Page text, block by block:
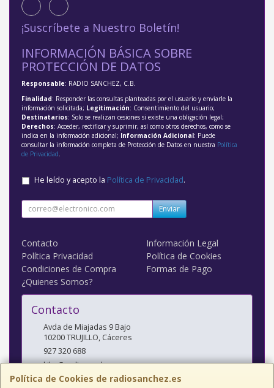
Política de Cookies de radiosanchez.es
¡Suscríbete a Nuestro Boletín!
INFORMACIÓN BÁSICA SOBRE
PROTECCIÓN DE DATOS
Responsable: RADIO SANCHEZ, C.B.
Finalidad: Responder las consultas planteadas por el usuario y enviarle la
información solicitada; Legitimación: Consentimiento del usuario;
Destinatarios: Solo se realizan cesiones si existe una obligación legal;
Derechos: Acceder, rectificar y suprimir, así como otros derechos, como se
indica en la información adicional; Información Adicional: Puede
consultar la información completa de Protección de Datos en nuestra Política
de Privacidad
He leído y acepto la Política de Privacidad.
Enviar
Contacto
Información Legal
Política Privacidad
Política de Cookies
Condiciones de Compra
Formas de Pago
¿Quienes Somos?
Contacto
Avda de Miajadas 9 Bajo
10200TRUJILLO, Cáceres
927 320 688
kiko@radiosanchez.com